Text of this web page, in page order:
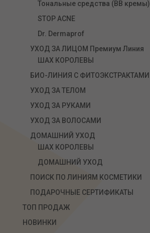
Тональные средства (ВВ кремы)
STOP ACNE
Dr. Dermaprof
УХОД ЗА ЛИЦОМ Премиум Линия
ШАХ КОРОЛЕВЫ
БИО-ЛИНИЯ С ФИТОЭКСТРАКТАМИ
УХОД ЗА ТЕЛОМ
УХОД ЗА РУКАМИ
УХОД ЗА ВОЛОСАМИ
ДОМАШНИЙ УХОД
ШАХ КОРОЛЕВЫ
ДОМАШНИЙ УХОД
ПОИСК ПО ЛИНИЯМ КОСМЕТИКИ
ПОДАРОЧНЫЕ СЕРТИФИКАТЫ
ТОП ПРОДАЖ
НОВИНКИ